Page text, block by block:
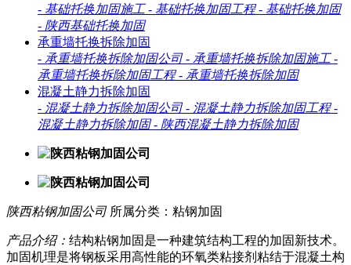
- 基础托换加固施工 - 基础托换加固工程 - 基础托换加固
- 陕西基础托换加固
承重墙托换拆除加固
- 承重墙托换拆除加固公司 - 承重墙托换拆除加固施工 -
承重墙托换拆除加固工程 - 承重墙托换拆除加固
混凝土静力拆除加固
- 混凝土静力拆除加固公司 - 混凝土静力拆除加固工程 -
混凝土静力拆除加固 - 陕西混凝土静力拆除加固
陕西粘钢加固公司 所属分类：粘钢加固
产品介绍： 结构粘钢加固是一种建筑结构工程的加固新技术。
加固机理是将钢板采用高性能的环氧类粘接剂粘结于混凝土构